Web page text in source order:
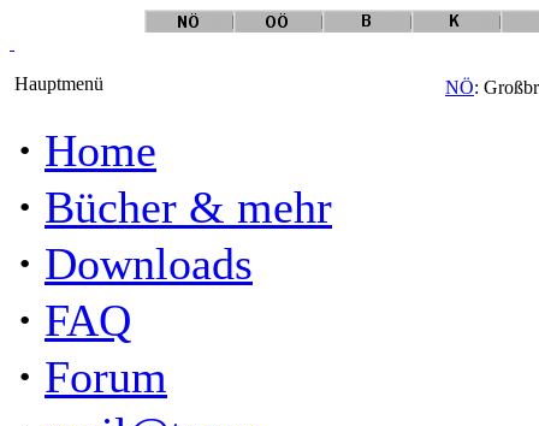
Hauptmenü
· Home
· Bücher & mehr
· Downloads
· FAQ
· Forum
NÖ: